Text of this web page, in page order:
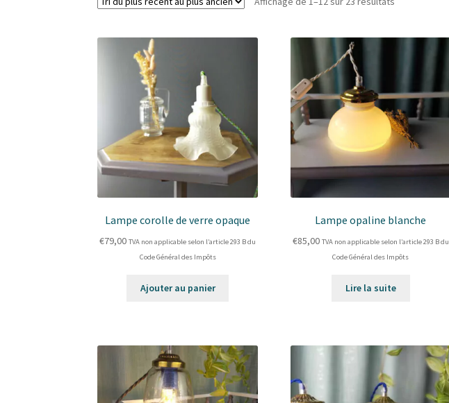
ancien
Lampe corolle de verre opaque
€79,00 TVA non applicable selon l’article 293 B du
Code Général des Impôts
Ajouter au panier
Lampe opaline blanche
€85,00 TVA non applicable selon l’article 293 B du
Code Général des Impôts
Lire la suite